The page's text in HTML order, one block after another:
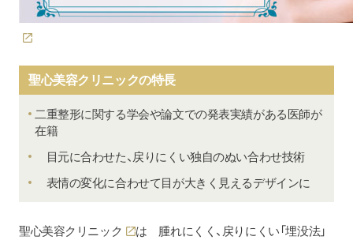
聖心美容クリニックの特長
二重整形に関する学会や論文での発表実績がある医師が
在籍
目元に合わせた、戻りにくい独自のぬい合わせ技術
表情の変化に合わせて目が大きく見えるデザインに
聖心美容クリニック
は 腫れにくく、戻りにくい「埋没法」